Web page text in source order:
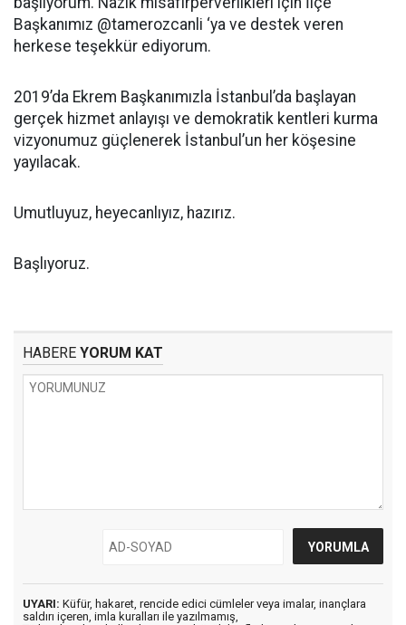
Başkanımız @tamerozcanli ‘ya ve destek veren
herkese teşekkür ediyorum.
2019’da Ekrem Başkanımızla İstanbul’da başlayan
gerçek hizmet anlayışı ve demokratik kentleri kurma
vizyonumuz güçlenerek İstanbul’un her köşesine
yayılacak.
Umutluyuz, heyecanlıyız, hazırız.
Başlıyoruz.
HABERE YORUM KAT
UYARI: Küfür, hakaret, rencide edici cümleler veya imalar, inançlara
saldırı içeren, imla kuralları ile yazılmamış,